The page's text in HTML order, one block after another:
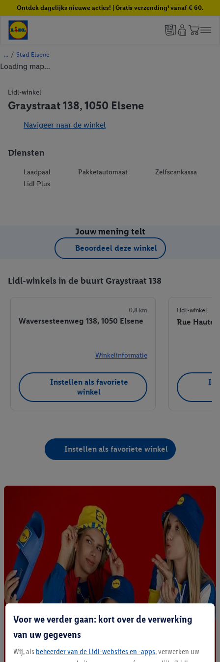
Ontdek dagelijks nieuwe acties! | Gratis verzending¹ vanaf € 60.
/ Stad Elsene
Loading map...
Lidl-winkel
Graystraat 138, 1050 Elsene
Navigeer naar de winkel
Diensten
Laadpaal Pakketautomaat
Zelfscankassa
Lidl Plus
Jouw mening telt
Beoordeel deze winkel
Lidl-winkels in de buurt Graystraat 138
0,8 km
Waversesteenweg 138, 1050 Elsene
Winkelinformatie
Instellen als favoriete
winkel
Lidl-winkel
Rue Haute
Instellen als favoriete winkel
Voor we verder gaan: kort over de verwerking
van uw gegevens
Wij, als beheerder van de Lidl-websites en -apps, verwerken uw